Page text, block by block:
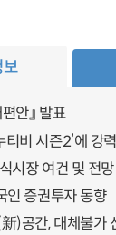
보
안』 발표
티비 시즌2’에 강
시장 여건 및 전망
증권투자 동향
)공간, 대체불가